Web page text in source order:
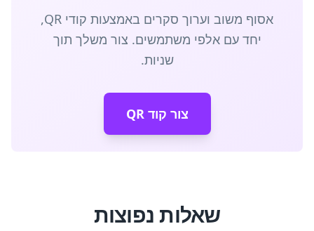
אסוף משוב וערוך סקרים באמצעות קודי QR,
יחד עם אלפי משתמשים. צור משלך תוך
שניות.
צור קוד QR
שאלות נפוצות